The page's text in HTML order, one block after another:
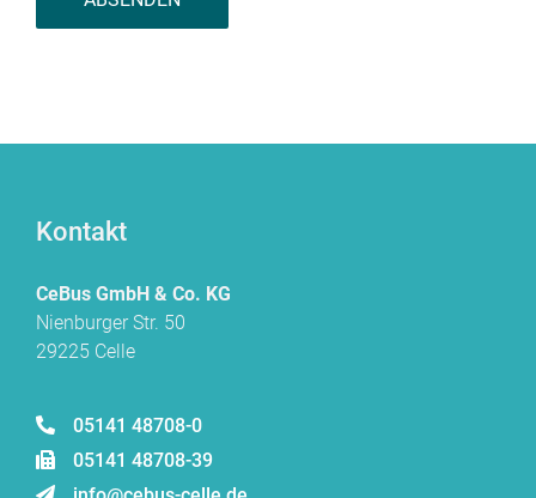
Kontakt
CeBus GmbH & Co. KG
Nienburger Str. 50
29225 Celle
05141 48708-0
05141 48708-39